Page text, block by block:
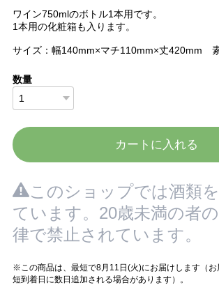
ワイン750mlのボトル1本用です。
1本用の化粧箱も入ります。
サイズ：幅140mm×マチ110mm×丈420mm
数量
カートに入れる
このショップでは酒類
ています。20歳未満の者
律で禁止されています。
※この商品は、最短で8月11日(火)にお届けします（
短到着日に数日追加される場合があります）。